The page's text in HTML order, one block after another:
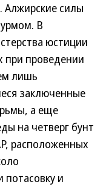
Алжирские силы
В
юстиции
при проведении
лишь
заключенные
а еще
на четверг бунт
расположенных
и